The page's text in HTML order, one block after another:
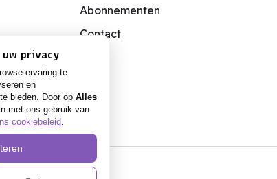
Abonnementen
Contact
voorbehouden
uw privacy
ervaring te
en
bieden. Door op Alles
met ons gebruik van
cookiebeleid.